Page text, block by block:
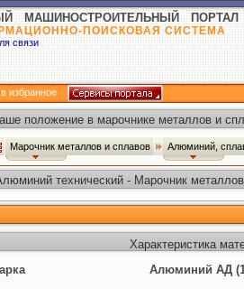
МАШИНОСТРОИТЕЛЬНЫЙ ПОРТАЛ
ПОИСКОВАЯ СИСТЕМА
связи
избранное
положение в марочнике металлов и
Марочник металлов и сплавов Алюминий,
технический - Марочник
Характеристика
Алюминий АД